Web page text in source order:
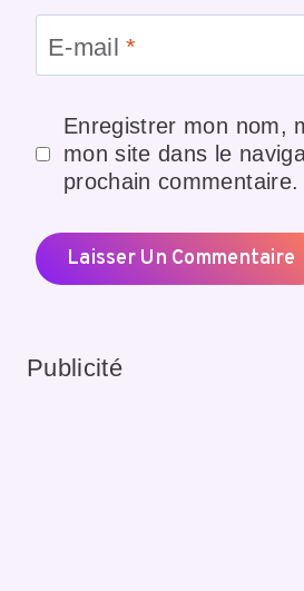
E-mail*
Enregistrer mon nom,
mon site dans le
prochain commentaire.
Publicité